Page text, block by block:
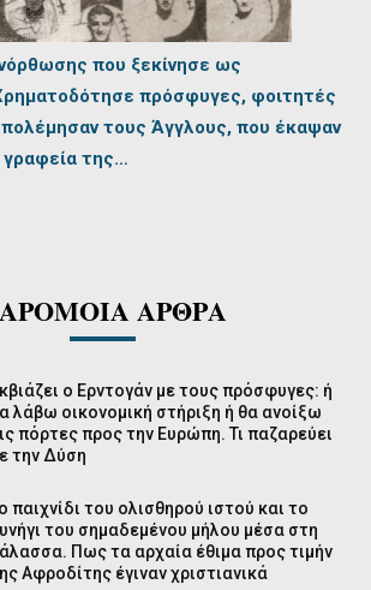
που ξεκίνησε ως
πρόσφυγες, φοιτητές
πολέμησαν τους Άγγλους, που έκαψαν
γραφεία της…
ΑΡΘΡΑ
ο Ερντογάν με τους πρόσφυγες: ή
λάβω οικονομική στήριξη ή θα ανοίξω
πόρτες προς την Ευρώπη. Τι παζαρεύει
την Δύση
παιχνίδι του ολισθηρού ιστού και το
του σημαδεμένου μήλου μέσα στη
Πως τα αρχαία έθιμα προς τιμήν
Αφροδίτης έγιναν χριστιανικά